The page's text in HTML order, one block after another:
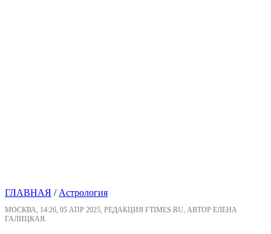
ГЛАВНАЯ /Астрология
МОСКВА, 14:26, 05 АПР 2025, РЕДАКЦИЯ FTIMES.RU, АВТОР ЕЛЕНА
ГАЛИЦКАЯ.